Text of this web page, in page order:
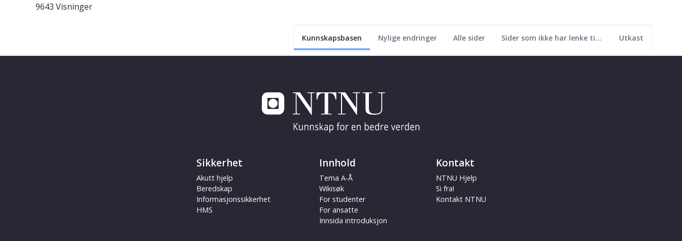
Kunnskapsbasen Nylige endringer Alle sider Sider som ikke har lenke til seg Utkast
9643 Visninger
Sikkerhet
Akutt hjelp
Beredskap
Informasjonssikkerhet
HMS
Innhold
Tema A-Å
Wikisøk
For studenter
For ansatte
Innsida introduksjon
Kontakt
NTNU Hjelp
Si fra!
Kontakt NTNU